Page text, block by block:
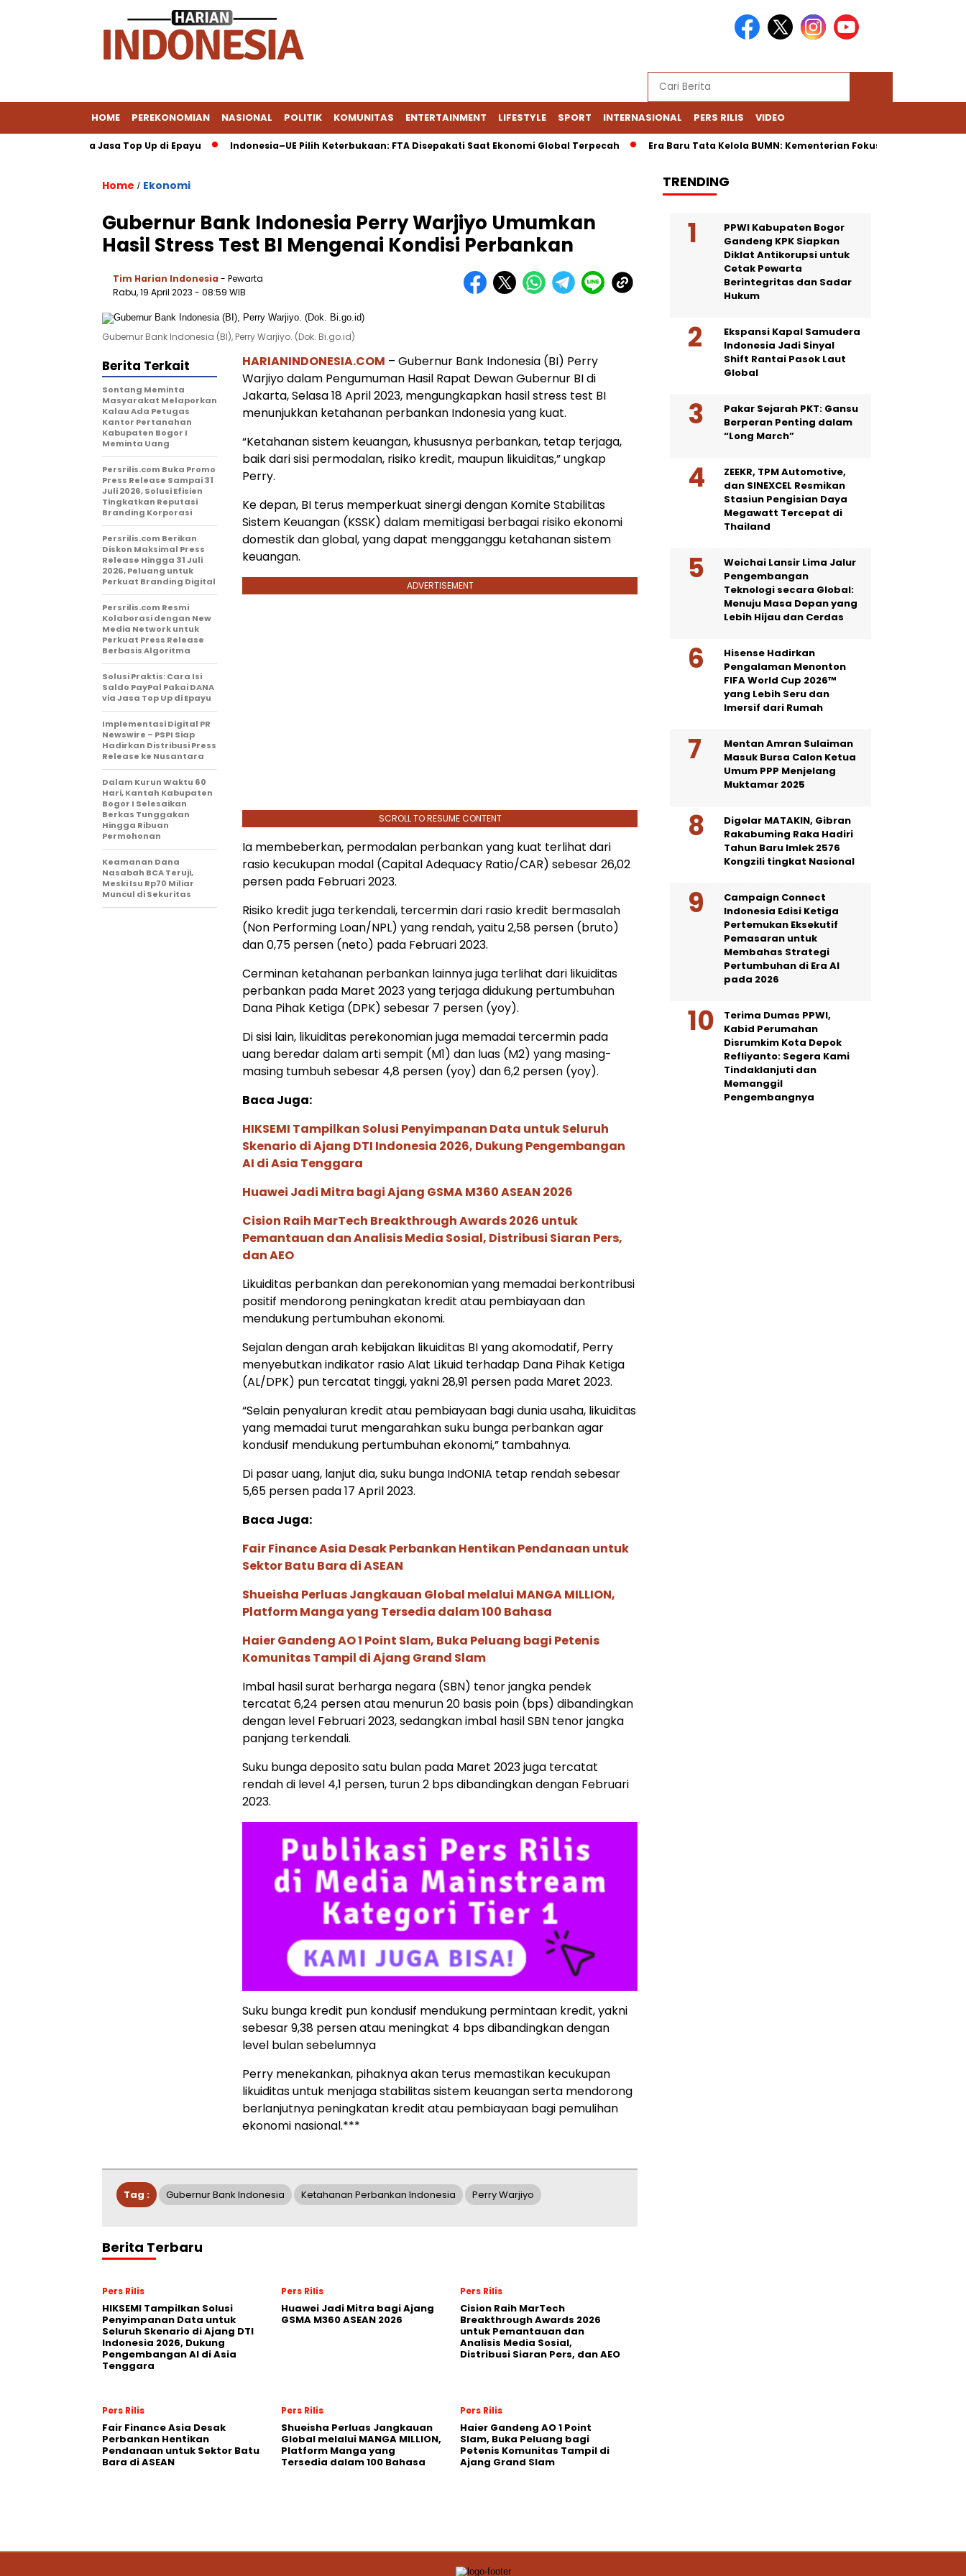
HOME PEREKONOMIAN NASIONAL POLITIK KOMUNITAS ENTERTAINMENT LIFESTYLE SPORT INTERNASIONAL PERS RILIS VIDEO
DANA via Jasa Top Up di Epayu Indonesia–UE Pilih Keterbukaan: FTA Disepakati Saat Ekonomi Global Terpecah Era Baru Tata Kelola BUMN: Kementerian Fokus Regulasi, Danantara
Home / Ekonomi
Gubernur Bank Indonesia Perry Warjiyo Umumkan
Hasil Stress Test BI Mengenai Kondisi Perbankan
Tim Harian Indonesia - Pewarta
Rabu, 19 April 2023 - 08:59 WIB
Gubernur Bank Indonesia (BI), Perry Warjiyo. (Dok. Bi.go.id)
HARIANINDONESIA.COM – Gubernur Bank Indonesia (BI) Perry
Warjiyo dalam Pengumuman Hasil Rapat Dewan Gubernur BI di
Jakarta, Selasa 18 April 2023, mengungkapkan hasil stress test BI
menunjukkan ketahanan perbankan Indonesia yang kuat.
“Ketahanan sistem keuangan, khususnya perbankan, tetap terjaga,
baik dari sisi permodalan, risiko kredit, maupun likuiditas,” ungkap
Perry.
Ke depan, BI terus memperkuat sinergi dengan Komite Stabilitas
Sistem Keuangan (KSSK) dalam memitigasi berbagai risiko ekonomi
domestik dan global, yang dapat mengganggu ketahanan sistem
keuangan.
ADVERTISEMENT
SCROLL TO RESUME CONTENT
Ia membeberkan, permodalan perbankan yang kuat terlihat dari
rasio kecukupan modal (Capital Adequacy Ratio/CAR) sebesar 26,02
persen pada Februari 2023.
Risiko kredit juga terkendali, tercermin dari rasio kredit bermasalah
(Non Performing Loan/NPL) yang rendah, yaitu 2,58 persen (bruto)
dan 0,75 persen (neto) pada Februari 2023.
Cerminan ketahanan perbankan lainnya juga terlihat dari likuiditas
perbankan pada Maret 2023 yang terjaga didukung pertumbuhan
Dana Pihak Ketiga (DPK) sebesar 7 persen (yoy).
Di sisi lain, likuiditas perekonomian juga memadai tercermin pada
uang beredar dalam arti sempit (M1) dan luas (M2) yang masing-
masing tumbuh sebesar 4,8 persen (yoy) dan 6,2 persen (yoy).
Baca Juga:
HIKSEMI Tampilkan Solusi Penyimpanan Data untuk Seluruh
Skenario di Ajang DTI Indonesia 2026, Dukung Pengembangan
AI di Asia Tenggara
Huawei Jadi Mitra bagi Ajang GSMA M360 ASEAN 2026
Cision Raih MarTech Breakthrough Awards 2026 untuk
Pemantauan dan Analisis Media Sosial, Distribusi Siaran Pers,
dan AEO
Likuiditas perbankan dan perekonomian yang memadai berkontribusi
positif mendorong peningkatan kredit atau pembiayaan dan
mendukung pertumbuhan ekonomi.
Sejalan dengan arah kebijakan likuiditas BI yang akomodatif, Perry
menyebutkan indikator rasio Alat Likuid terhadap Dana Pihak Ketiga
(AL/DPK) pun tercatat tinggi, yakni 28,91 persen pada Maret 2023.
“Selain penyaluran kredit atau pembiayaan bagi dunia usaha, likuiditas
yang memadai turut mengarahkan suku bunga perbankan agar
kondusif mendukung pertumbuhan ekonomi,” tambahnya.
Di pasar uang, lanjut dia, suku bunga IndONIA tetap rendah sebesar
5,65 persen pada 17 April 2023.
Baca Juga:
Fair Finance Asia Desak Perbankan Hentikan Pendanaan untuk
Sektor Batu Bara di ASEAN
Shueisha Perluas Jangkauan Global melalui MANGA MILLION,
Platform Manga yang Tersedia dalam 100 Bahasa
Haier Gandeng AO 1 Point Slam, Buka Peluang bagi Petenis
Komunitas Tampil di Ajang Grand Slam
Imbal hasil surat berharga negara (SBN) tenor jangka pendek
tercatat 6,24 persen atau menurun 20 basis poin (bps) dibandingkan
dengan level Februari 2023, sedangkan imbal hasil SBN tenor jangka
panjang terkendali.
Suku bunga deposito satu bulan pada Maret 2023 juga tercatat
rendah di level 4,1 persen, turun 2 bps dibandingkan dengan Februari
2023.
Suku bunga kredit pun kondusif mendukung permintaan kredit, yakni
sebesar 9,38 persen atau meningkat 4 bps dibandingkan dengan
level bulan sebelumnya
Perry menekankan, pihaknya akan terus memastikan kecukupan
likuiditas untuk menjaga stabilitas sistem keuangan serta mendorong
berlanjutnya peningkatan kredit atau pembiayaan bagi pemulihan
ekonomi nasional.***
Berita Terkait
Sontang Meminta
Masyarakat Melaporkan
Kalau Ada Petugas
Kantor Pertanahan
Kabupaten Bogor I
Meminta Uang
Persrilis.com Buka Promo
Press Release Sampai 31
Juli 2026, Solusi Efisien
Tingkatkan Reputasi
Branding Korporasi
Persrilis.com Berikan
Diskon Maksimal Press
Release Hingga 31 Juli
2026, Peluang untuk
Perkuat Branding Digital
Persrilis.com Resmi
Kolaborasi dengan New
Media Network untuk
Perkuat Press Release
Berbasis Algoritma
Solusi Praktis: Cara Isi
Saldo PayPal Pakai DANA
via Jasa Top Up di Epayu
Implementasi Digital PR
Newswire – PSPI Siap
Hadirkan Distribusi Press
Release ke Nusantara
Dalam Kurun Waktu 60
Hari, Kantah Kabupaten
Bogor I Selesaikan
Berkas Tunggakan
Hingga Ribuan
Permohonan
Keamanan Dana
Nasabah BCA Teruji,
Meski Isu Rp70 Miliar
Muncul di Sekuritas
Tag : Gubernur Bank Indonesia Ketahanan Perbankan Indonesia Perry Warjiyo
Berita Terbaru
Pers Rilis
HIKSEMI Tampilkan Solusi
Penyimpanan Data untuk
Seluruh Skenario di Ajang DTI
Indonesia 2026, Dukung
Pengembangan AI di Asia
Tenggara
Pers Rilis
Huawei Jadi Mitra bagi Ajang
GSMA M360 ASEAN 2026
Pers Rilis
Cision Raih MarTech
Breakthrough Awards 2026
untuk Pemantauan dan
Analisis Media Sosial,
Distribusi Siaran Pers, dan AEO
Pers Rilis
Fair Finance Asia Desak
Perbankan Hentikan
Pendanaan untuk Sektor Batu
Bara di ASEAN
Pers Rilis
Shueisha Perluas Jangkauan
Global melalui MANGA MILLION,
Platform Manga yang
Tersedia dalam 100 Bahasa
Pers Rilis
Haier Gandeng AO 1 Point
Slam, Buka Peluang bagi
Petenis Komunitas Tampil di
Ajang Grand Slam
TRENDING
PPWI Kabupaten Bogor
Gandeng KPK Siapkan
Diklat Antikorupsi untuk
Cetak Pewarta
Berintegritas dan Sadar
Hukum
Ekspansi Kapal Samudera
Indonesia Jadi Sinyal
Shift Rantai Pasok Laut
Global
Pakar Sejarah PKT: Gansu
Berperan Penting dalam
“Long March”
ZEEKR, TPM Automotive,
dan SINEXCEL Resmikan
Stasiun Pengisian Daya
Megawatt Tercepat di
Thailand
Weichai Lansir Lima Jalur
Pengembangan
Teknologi secara Global:
Menuju Masa Depan yang
Lebih Hijau dan Cerdas
Hisense Hadirkan
Pengalaman Menonton
FIFA World Cup 2026™
yang Lebih Seru dan
Imersif dari Rumah
Mentan Amran Sulaiman
Masuk Bursa Calon Ketua
Umum PPP Menjelang
Muktamar 2025
Digelar MATAKIN, Gibran
Rakabuming Raka Hadiri
Tahun Baru Imlek 2576
Kongzili tingkat Nasional
Campaign Connect
Indonesia Edisi Ketiga
Pertemukan Eksekutif
Pemasaran untuk
Membahas Strategi
Pertumbuhan di Era AI
pada 2026
Terima Dumas PPWI,
Kabid Perumahan
Disrumkim Kota Depok
Refliyanto: Segera Kami
Tindaklanjuti dan
Memanggil
Pengembangnya